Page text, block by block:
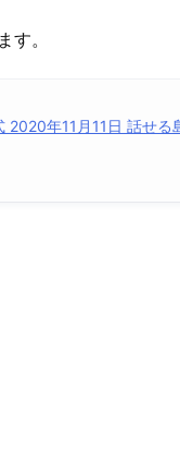
す。
2020年11月11日 話せる